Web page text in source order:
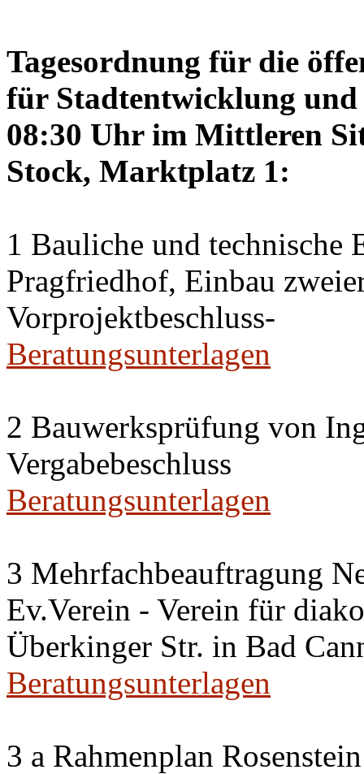
Tagesordnung für die
für Stadtentwicklung und
08:30 Uhr im Mittleren
Stock, Marktplatz 1:
1 Bauliche und technische
Pragfriedhof, Einbau
Vorprojektbeschluss-
Beratungsunterlagen
2 Bauwerksprüfung von
Vergabebeschluss
Beratungsunterlagen
3 Mehrfachbeauftragung
Ev.Verein - Verein für
Überkinger Str. in Bad
Beratungsunterlagen
3 a Rahmenplan Rosenstein